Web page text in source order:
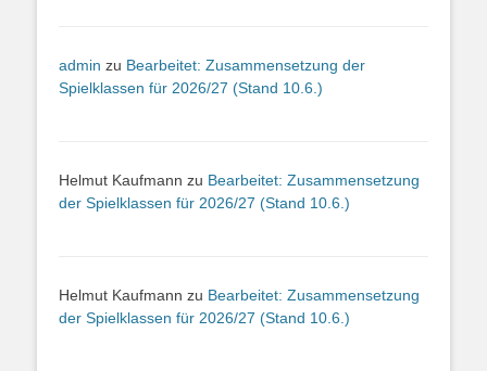
admin zu Bearbeitet: Zusammensetzung der
Spielklassen für 2026/27 (Stand 10.6.)
Helmut Kaufmann zu Bearbeitet: Zusammensetzung
der Spielklassen für 2026/27 (Stand 10.6.)
Helmut Kaufmann zu Bearbeitet: Zusammensetzung
der Spielklassen für 2026/27 (Stand 10.6.)